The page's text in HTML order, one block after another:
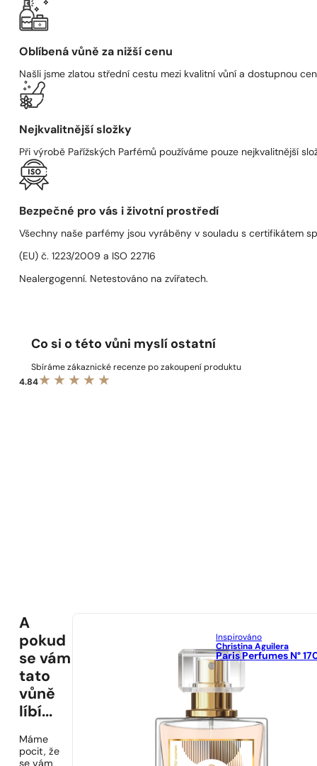
Oblíbená vůně za nižší cenu
Našli jsme zlatou střední cestu mezi kvalitní vůní a dostupnou
Nejkvalitnější složky
Při výrobě Pařížských Parfémů používáme pouze nejkvalitnější
Bezpečné pro vás i životní prostředí
Všechny naše parfémy jsou vyráběny v souladu s certifikátem
(EU) č. 1223/2009 a ISO 22716
Nealergogenní. Netestováno na zvířatech.
Co si o této vůni myslí ostatní
Sbíráme zákaznické recenze po zakoupení produktu
4.84
A
pokud
se vám
tato
vůně
líbí...
Máme
pocit, že
Inspirováno
Christina Aguilera
Paris Perfumes N°